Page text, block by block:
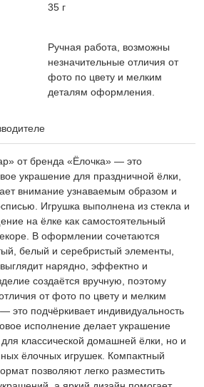
35 г
Ручная работа, возможны
незначительные отличия от
фото по цвету и мелким
деталям оформления.
от бренда «Ёлочка» — это
украшение для праздничной ёлки,
внимание узнаваемым образом и
Игрушка выполнена из стекла и
на ёлке как самостоятельный
В оформлении сочетаются
белый и серебристый элементы,
нарядно, эффектно и
создаётся вручную, поэтому
от фото по цвету и мелким
подчёркивает индивидуальность
исполнение делает украшение
классической домашней ёлки, но и
ёлочных игрушек. Компактный
позволяют легко разместить